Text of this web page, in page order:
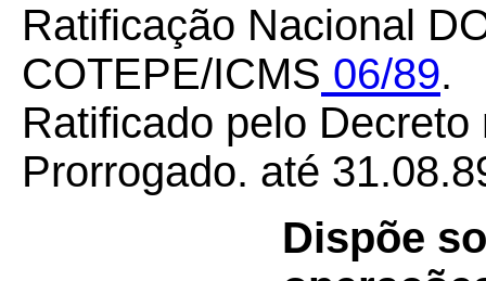
Ratificação Nacional
COTEPE/ICMS 06/89.
Ratificado pelo Decreto
Prorrogado. até
Dispõe